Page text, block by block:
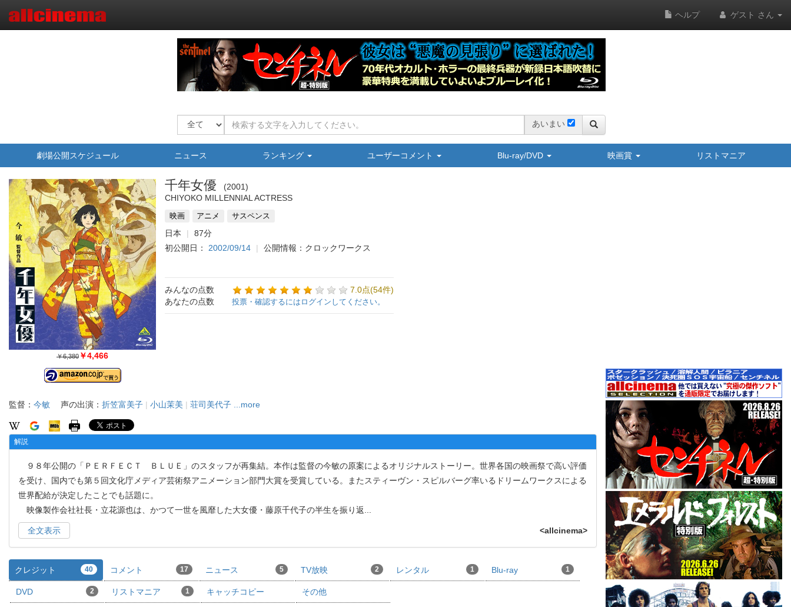
ヘルプ ゲスト さん
あいまい
劇場公開スケジュール ニュース ランキング ユーザーコメント Blu-ray/DVD 映画賞 リストマニア
￥6,380 ￥4,466
千年女優
2001
CHIYOKO MILLENNIAL ACTRESS
映画 アニメ サスペンス
日本
87分
初公開日： 2002/09/14 公開情報：クロックワークス
みんなの点数
7.0点(54件)
あなたの点数
投票・確認するにはログインしてください。
監督： 今敏 声の出演： 折笠富美子 | 小山茉美 | 荘司美代子 ...more
解説
９８年公開の「ＰＥＲＦＥＣＴ ＢＬＵＥ」のスタッフが再集結。本作は監督の今敏の原案によるオリジナルストーリー。世界各国の映画祭で高い評価
を受け、国内でも第５回文化庁メディア芸術祭アニメーション部門大賞を受賞している。またスティーヴン・スピルバーグ率いるドリームワークスによる
世界配給が決定したことでも話題に。
映像製作会社社長・立花源也は、かつて一世を風靡した大女優・藤原千代子の半生を振り返
全文表示 <allcinema>
クレジット 40 コメント 17 ニュース 5 TV放映 2 レンタル 1 Blu-ray 1
DVD 2 リストマニア 1 キャッチコピー その他